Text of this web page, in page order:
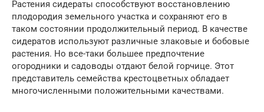
Растения сидераты способствуют восстановлению
плодородия земельного участка и сохраняют его в
таком состоянии продолжительный период. В качестве
сидератов используют различные злаковые и бобовые
растения. Но все-таки большее предпочтение
огородники и садоводы отдают белой горчице. Этот
представитель семейства крестоцветных обладает
многочисленными положительными качествами.